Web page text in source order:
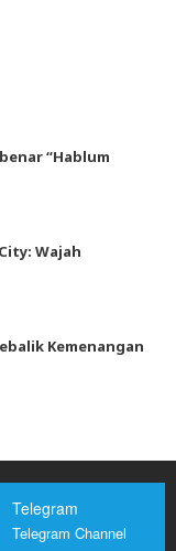
“Hablum
Wajah
Kemenangan
Telegram
Telegram Channel